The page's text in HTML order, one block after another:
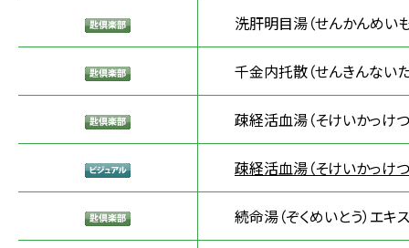
洗肝明目湯（せんかんめい
千金内托散（せんきんない
疎経活血湯（そけいかっけ
疎経活血湯（そけいかっけ
続命湯（ぞくめいとう）エキ